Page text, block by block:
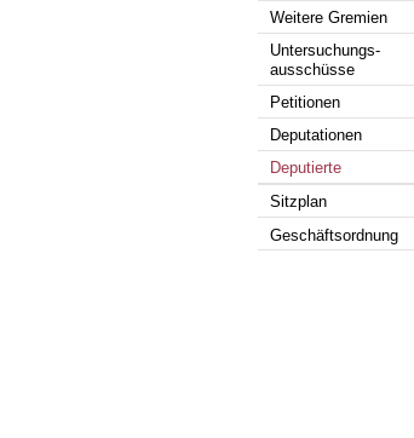
Weitere Gremien
Untersuchungs-
ausschüsse
Petitionen
Deputationen
Deputierte
Sitzplan
Geschäftsordnung